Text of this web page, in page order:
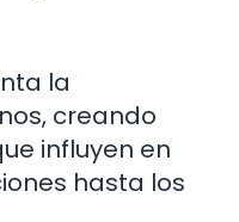
la
creando
influyen en
hasta los